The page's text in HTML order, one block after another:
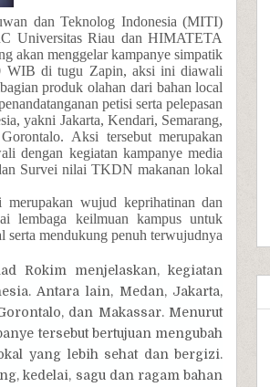
dan Teknolog Indonesia (MITI)
Universitas Riau dan HIMATETA
akan menggelar kampanye simpatik
WIB di tugu Zapin, aksi ini diawali
produk olahan dari bahan local
petisi serta pelepasan
yakni Jakarta, Kendari, Semarang,
Aksi tersebut merupakan
dengan kegiatan kampanye media
Survei nilai TKDN makanan lokal
merupakan wujud keprihatinan dan
lembaga keilmuan kampus untuk
serta mendukung penuh terwujudnya
Rokim menjelaskan, kegiatan
Antara lain, Medan, Jakarta,
dan Makassar. Menurut
tersebut bertujuan mengubah
yang lebih sehat dan bergizi.
kedelai, sagu dan ragam bahan